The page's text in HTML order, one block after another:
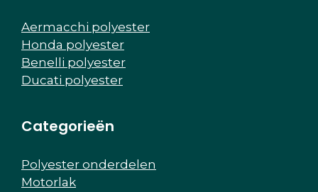
Aermacchi polyester
Honda polyester
Benelli polyester
Ducati polyester
Categorieën
Polyester onderdelen
Motorlak